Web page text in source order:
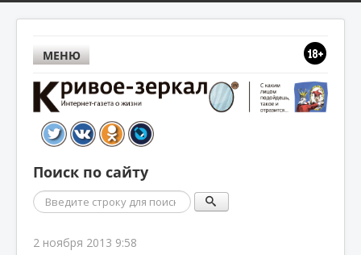
МЕНЮ
Поиск по сайту
Поиск
2 ноября 2013 9:58